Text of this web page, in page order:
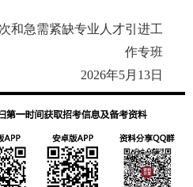
和急需紧缺专业人才引进工
作专班
2026年5月13日